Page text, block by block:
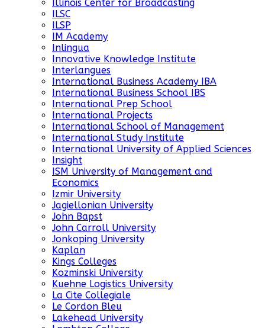
Illinois Center for Broadcasting
ILSC
ILSP
IM Academy
Inlingua
Innovative Knowledge Institute
Interlangues
International Business Academy IBA
International Business School IBS
International Prep School
International Projects
International School of Management
International Study Institute
International University of Applied Sciences
Insight
ISM University of Management and
Economics
Izmir University
Jagiellonian University
John Bapst
John Carroll University
Jonkoping University
Kaplan
Kings Colleges
Kozminski University
Kuehne Logistics University
La Cite Collegiale
Le Cordon Bleu
Lakehead University